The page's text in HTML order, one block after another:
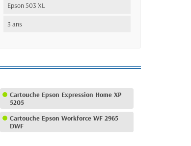
Epson 503 XL
3 ans
Cartouche Epson Expression Home XP
5205
Cartouche Epson Workforce WF 2965
DWF